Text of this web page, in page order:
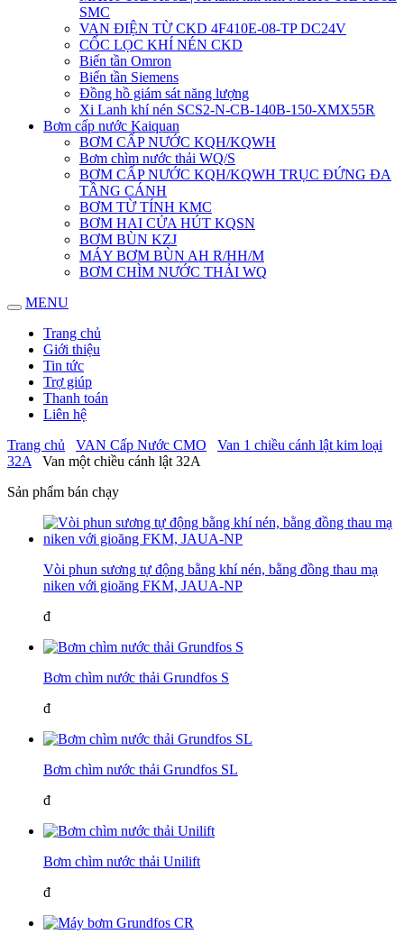
SMC
VAN ĐIỆN TỪ CKD 4F410E-08-TP DC24V
CỐC LỌC KHÍ NÉN CKD
Biến tần Omron
Biến tần Siemens
Đồng hồ giám sát năng lượng
Xi Lanh khí nén SCS2-N-CB-140B-150-XMX55R
Bơm cấp nước Kaiquan
BƠM CẤP NƯỚC KQH/KQWH
Bơm chìm nước thải WQ/S
BƠM CẤP NƯỚC KQH/KQWH TRỤC ĐỨNG ĐA
TẦNG CÁNH
BƠM TỪ TÍNH KMC
BƠM HAI CỬA HÚT KQSN
BƠM BÙN KZJ
MÁY BƠM BÙN AH R/HH/M
BƠM CHÌM NƯỚC THẢI WQ
MENU
Trang chủ
Giới thiệu
Tin tức
Trợ giúp
Thanh toán
Liên hệ
Trang chủ
VAN Cấp Nước CMO
Van 1 chiều cánh lật kim loại
32A
Van một chiều cánh lật 32A
Sản phẩm bán chạy
Vòi phun sương tự động bằng khí nén, bằng đồng thau mạ
niken với gioăng FKM, JAUA-NP
đ
Bơm chìm nước thải Grundfos S
đ
Bơm chìm nước thải Grundfos SL
đ
Bơm chìm nước thải Unilift
đ